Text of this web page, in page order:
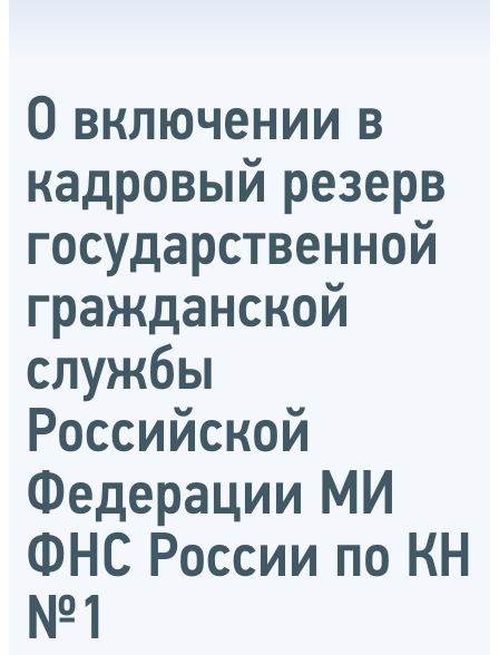
О включении в
кадровый резерв
государственной
гражданской
службы
Российской
Федерации МИ
ФНС России по КН
№1